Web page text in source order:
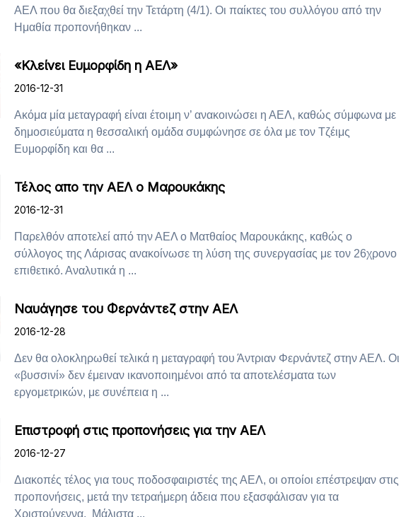
ΑΕΛ που θα διεξαχθεί την Τετάρτη (4/1). Οι παίκτες του συλλόγου από την
Ημαθία προπονήθηκαν ...
«Κλείνει Ευμορφίδη η ΑΕΛ»
2016-12-31
Ακόμα μία μεταγραφή είναι έτοιμη ν’ ανακοινώσει η ΑΕΛ, καθώς σύμφωνα με
δημοσιεύματα η θεσσαλική ομάδα συμφώνησε σε όλα με τον Τζέιμς
Ευμορφίδη και θα ...
Τέλος απο την ΑΕΛ ο Μαρουκάκης
2016-12-31
Παρελθόν αποτελεί από την ΑΕΛ ο Ματθαίος Μαρουκάκης, καθώς ο
σύλλογος της Λάρισας ανακοίνωσε τη λύση της συνεργασίας με τον 26χρονο
επιθετικό. Αναλυτικά η ...
Ναυάγησε του Φερνάντεζ στην ΑΕΛ
2016-12-28
Δεν θα ολοκληρωθεί τελικά η μεταγραφή του Άντριαν Φερνάντεζ στην ΑΕΛ. Οι
«βυσσινί» δεν έμειναν ικανοποιημένοι από τα αποτελέσματα των
εργομετρικών, με συνέπεια η ...
Επιστροφή στις προπονήσεις για την ΑΕΛ
2016-12-27
Διακοπές τέλος για τους ποδοσφαιριστές της ΑΕΛ, οι οποίοι επέστρεψαν στις
προπονήσεις, μετά την τετραήμερη άδεια που εξασφάλισαν για τα
Χριστούγεννα. Μάλιστα ...